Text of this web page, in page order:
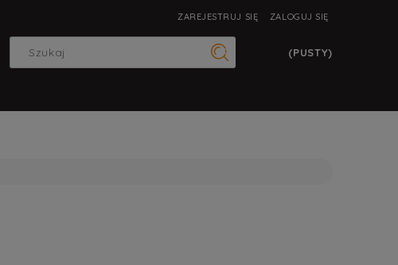
ZAREJESTRUJ SIĘ ZALOGUJ SIĘ
(PUSTY)